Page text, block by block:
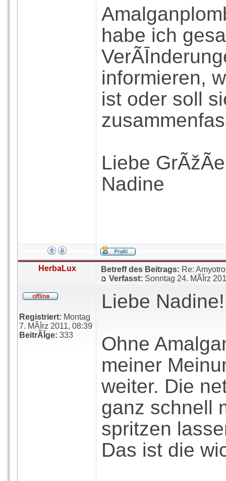
habe ich
informieren,
ist oder soll
Liebe GrÃžÃe
Nadine
HerbaLux Betreff des Beitrags: Re:
Verfasst: Sonntag 24. MÃĪrz
Registriert: Montag
7. MÃĪrz 2011, 08:39
BeitrÃĪge: 333
Liebe Nadine!
Ohne
meiner
weiter. Die
ganz schnell
spritzen
Das ist die